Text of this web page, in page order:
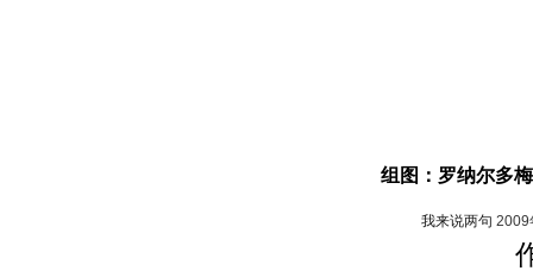
组图：罗纳尔多
我来说两句 2009